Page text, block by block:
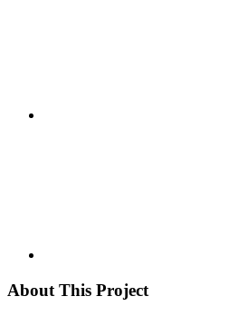
About This Project